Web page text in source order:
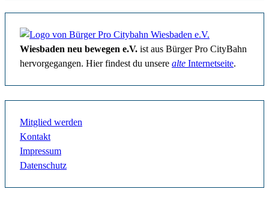
Wiesbaden neu bewegen e.V. ist aus Bürger Pro CityBahn
hervorgegangen. Hier findest du unsere alte Internetseite.
Mitglied werden
Kontakt
Impressum
Datenschutz